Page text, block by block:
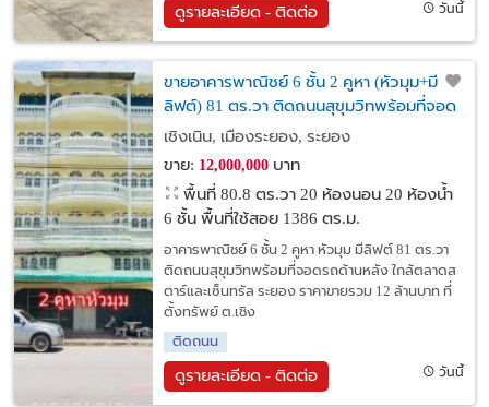
ดูรายละเอียด - ติดต่อ วันนี้
ขายอาคารพาณิชย์ 6 ชั้น 2 คูหา (หัวมุม+มี
ลิฟต์) 81 ตร.วา ติดถนนสุขุมวิทพร้อมที่จอด
รถด้านหลัง ใกล้ตลาดสตาร์และเซ็นทรัล
เชิงเนิน, เมืองระยอง, ระยอง
ขาย: 12,000,000บาท
พื้นที่ 80.8 ตร.วา 20 ห้องนอน 20 ห้องน้ำ
6 ชั้น พื้นที่ใช้สอย 1386 ตร.ม.
อาคารพาณิชย์ 6 ชั้น 2 คูหา หัวมุม มีลิฟต์ 81 ตร.วา
ติดถนนสุขุมวิทพร้อมที่จอดรถด้านหลัง ใกล้ตลาดส
ตาร์และเซ็นทรัล ระยอง ราคาขายรวม 12 ล้านบาท ที่
ตั้งทรัพย์ ต.เชิง
ติดถนน
ดูรายละเอียด - ติดต่อ วันนี้